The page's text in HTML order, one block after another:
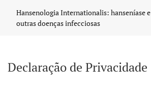
Hansenologia Internationalis: hanseníase e
outras doenças infecciosas
Declaração de Privacidade